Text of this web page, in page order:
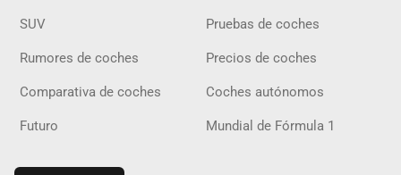
SUV Pruebas de coches
Rumores de coches Precios de coches
Comparativa de coches Coches autónomos
Futuro Mundial de Fórmula 1